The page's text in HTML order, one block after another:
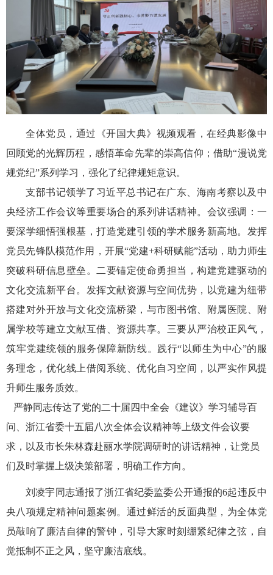
全体党员，通过《开国大典》视频观看，在经典影像中
回顾党的光辉历程，感悟革命先辈的崇高信仰；借助“漫说党
规党纪”系列学习，强化了纪律规矩意识。
支部书记领学了习近平总书记在广东、海南考察以及中
央经济工作会议等重要场合的系列讲话精神。会议强调：一
要深学细悟强根基，打造党建引领的学术服务新高地。 发挥
党员先锋队模范作用，开展“党建+科研赋能”活动，助力师生
突破科研信息壁垒。二要锚定使命勇担当，构建党建驱动的
文化交流新平台。 发挥文献资源与空间优势，以党建为纽带
搭建对外开放与文化交流桥梁， 与市图书馆、附属医院、附
属学校等建立文献互借、资源共享。 三要从严治校正风气，
筑牢党建统领的服务保障新防线。 践行“以师生为中心”的服
务理念， 优化线上借阅系统、优化自习空间，以严实作风提
升师生服务质效。
严静同志传达了党的二十届四中全会《建议》学习辅导百
问、浙江省委十五届八次全体会议精神等上级文件会议要
求，以及市长朱林森赴丽水学院调研时的讲话精神，让党员
们及时掌握上级决策部署，明确工作方向。
刘凌宇同志通报了浙江省纪委监委公开通报的6起违反中
央八项规定精神问题案例。通过鲜活的反面典型，为全体党
员敲响了廉洁自律的警钟，引导大家时刻绷紧纪律之弦，自
觉抵制不正之风，坚守廉洁底线。